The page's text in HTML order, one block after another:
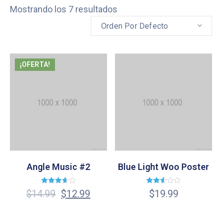
Mostrando los 7 resultados
Orden Por Defecto
¡OFERTA!
Angle Music #2
Valorado
en
$14.99 $12.99
Blue Light Woo Poster
Valorado
en
$19.99